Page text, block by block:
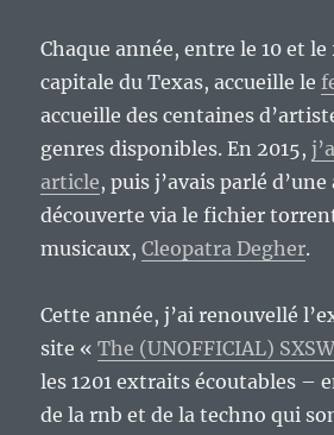
Chaque année, entre le 10 et
capitale du Texas, accueille le
accueille des centaines
genres disponibles. En 2015,
article, puis j’avais parlé
découverte via le fichier
musicaux,Cleopatra Degher.
Cette année, j’ai renouvellé
site «The (UNOFFICIAL)
les 1201 extraits écoutables –
de la rnb et de la techno qui